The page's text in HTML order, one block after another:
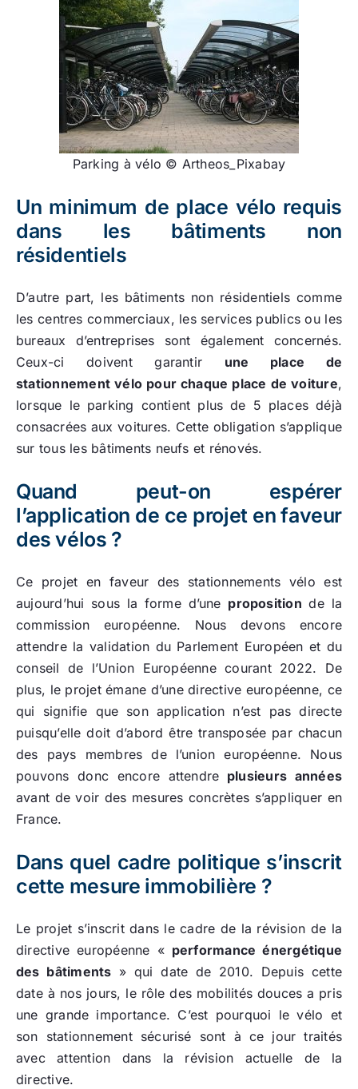
Parking à vélo © Artheos_Pixabay
Un minimum de place vélo requis
dans les bâtiments non
résidentiels
D’autre part, les bâtiments non résidentiels comme
les centres commerciaux, les services publics ou les
bureaux d’entreprises sont également concernés.
Ceux-ci doivent garantir une place de
stationnement vélo pour chaque place de voiture,
lorsque le parking contient plus de 5 places déjà
consacrées aux voitures. Cette obligation s’applique
sur tous les bâtiments neufs et rénovés.
Quand peut-on espérer
l’application de ce projet en faveur
des vélos ?
Ce projet en faveur des stationnements vélo est
aujourd’hui sous la forme d’une proposition de la
commission européenne. Nous devons encore
attendre la validation du Parlement Européen et du
conseil de l’Union Européenne courant 2022. De
plus, le projet émane d’une directive européenne, ce
qui signifie que son application n’est pas directe
puisqu’elle doit d’abord être transposée par chacun
des pays membres de l’union européenne. Nous
pouvons donc encore attendre plusieurs années
avant de voir des mesures concrètes s’appliquer en
France.
Dans quel cadre politique s’inscrit
cette mesure immobilière ?
Le projet s’inscrit dans le cadre de la révision de la
directive européenne « performance énergétique
des bâtiments » qui date de 2010. Depuis cette
date à nos jours, le rôle des mobilités douces a pris
une grande importance. C’est pourquoi le vélo et
son stationnement sécurisé sont à ce jour traités
avec attention dans la révision actuelle de la
directive.